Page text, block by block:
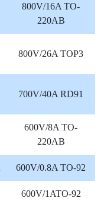
800V/16A TO-
220AB
800V/26A TOP3
700V/40A RD91
600V/8A TO-
220AB
600V/0.8A TO-92
600V/1ATO-92